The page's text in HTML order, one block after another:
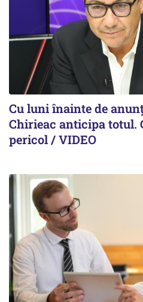
Cu luni înainte de
Chirieac anticipa totul.
pericol / VIDEO